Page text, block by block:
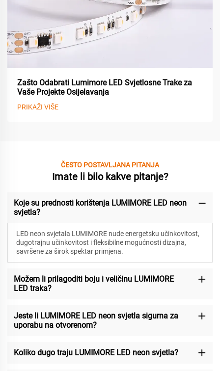
Zašto Odabrati Lumimore LED Svjetlosne Trake za
Vaše Projekte Osijelavanja
PRIKAŽI VIŠE
ČESTO POSTAVLJANA PITANJA
Imate li bilo kakve pitanje?
Koje su prednosti korištenja LUMIMORE LED neon
svjetla?
LED neon svjetala LUMIMORE nude energetsku učinkovitost,
dugotrajnu učinkovitost i fleksibilne mogućnosti dizajna,
savršene za širok spektar primjena.
Možem li prilagoditi boju i veličinu LUMIMORE
LED traka?
Jeste li LUMIMORE LED neon svjetla sigurna za
uporabu na otvorenom?
Koliko dugo traju LUMIMORE LED neon svjetla?